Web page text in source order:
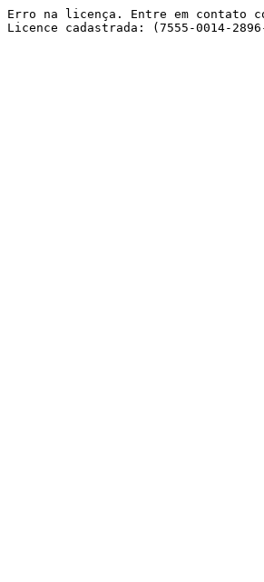
Erro na licença. Entre em contato
Licence cadastrada: (7555-0014-